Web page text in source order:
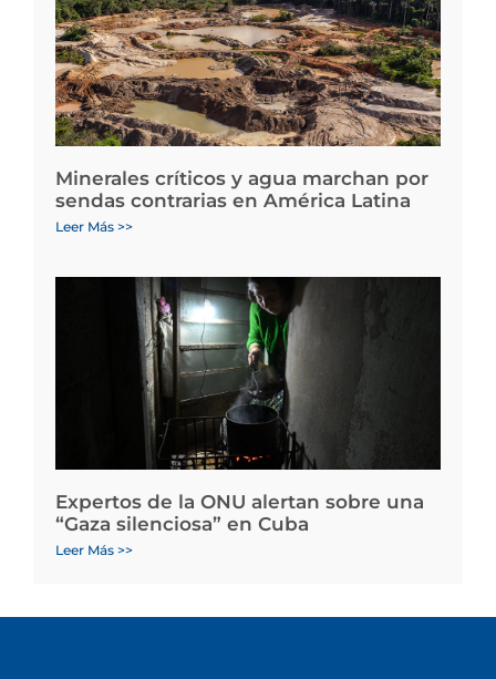
Minerales críticos y agua marchan por
sendas contrarias en América Latina
Leer Más >>
Expertos de la ONU alertan sobre una
“Gaza silenciosa” en Cuba
Leer Más >>